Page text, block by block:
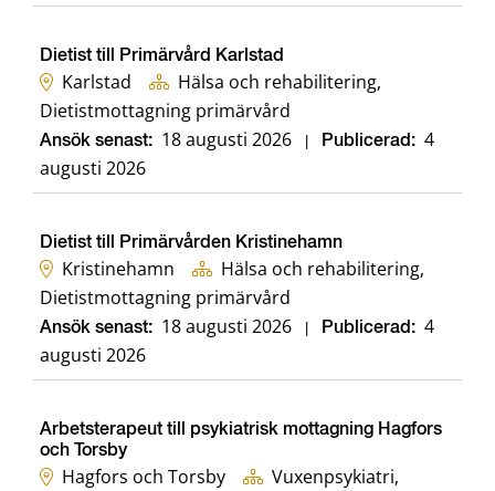
Dietist till Primärvård Karlstad
Karlstad
Hälsa och rehabilitering,
Dietistmottagning primärvård
Ansök senast: 18 augusti 2026 Publicerad: 4
augusti 2026
Dietist till Primärvården Kristinehamn
Kristinehamn
Hälsa och rehabilitering,
Dietistmottagning primärvård
Ansök senast: 18 augusti 2026 Publicerad: 4
augusti 2026
Arbetsterapeut till psykiatrisk mottagning Hagfors
och Torsby
Hagfors och Torsby
Vuxenpsykiatri,